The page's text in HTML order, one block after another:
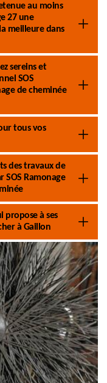
au moins
27 une
meilleure dans
sereins et
SOS
de cheminée
tous vos
des travaux de
SOS Ramonage
propose à ses
à Gaillon